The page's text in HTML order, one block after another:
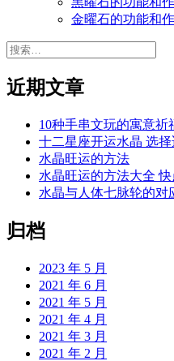
金曜石的功能和
搜
近期文章
10种手串文玩的寓意祈
十二星座开运水晶 选
水晶旺运的方法
水晶旺运的方法大全
水晶与人体七脉轮的对
归档
2023 年 5 月
2021 年 6 月
2021 年 5 月
2021 年 4 月
2021 年 3 月
2021 年 2 月